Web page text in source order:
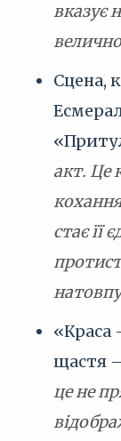
вказує
Сцена,
акт. Це
стає її
«Краса
щастя
це не